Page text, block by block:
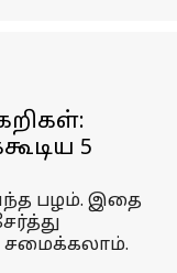
5
பழம். இதை